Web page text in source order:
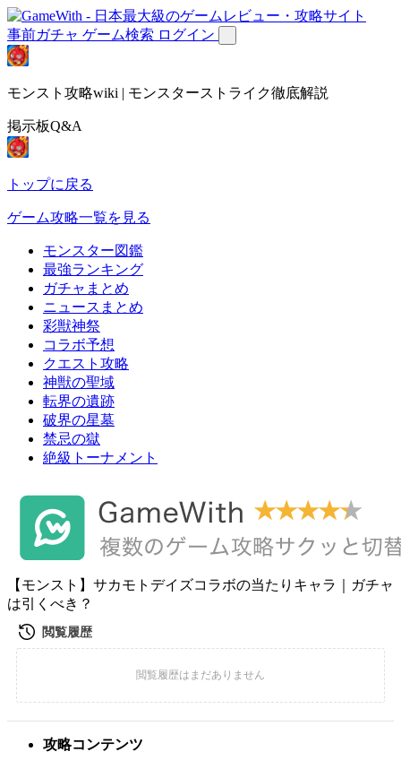
事前ガチャ ゲーム検索 ログイン
モンスト攻略wiki | モンスターストライク徹底解説
掲示板Q&A
トップに戻る
ゲーム攻略一覧を見る
モンスター図鑑
最強ランキング
ガチャまとめ
ニュースまとめ
彩獣神祭
コラボ予想
クエスト攻略
神獣の聖域
転界の遺跡
破界の星墓
禁忌の獄
絶級トーナメント
【モンスト】サカモトデイズコラボの当たりキャラ｜ガチャ
は引くべき？
攻略コンテンツ